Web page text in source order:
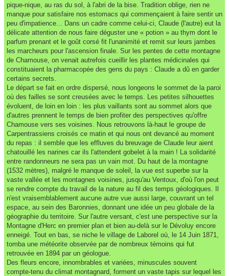
pique-nique, au ras du sol, à l'abri de la bise. Tradition oblige, rien ne
manque pour satisfaire nos estomacs qui commençaient à faire sentir un
peu d'impatience... Dans un cadre comme celui-ci, Claude (l'autre) eut la
délicate attention de nous faire déguster une « potion » au thym dont le
parfum prenant et le goût corsé fit l'unanimité et remit sur leurs jambes
les marcheurs pour l'ascension finale. Sur les pentes de cette montagne
de Chamouse, on venait autrefois cueillir les plantes médicinales qui
constituaient la pharmacopée des gens du pays : Claude a dû en garder
certains secrets.
Le départ se fait en ordre dispersé, nous longeons le sommet de la paroi
où des failles se sont creusées avec le temps. Les petites silhouettes
évoluent, de loin en loin : les plus vaillants sont au sommet alors que
d'autres prennent le temps de bien profiter des perspectives qu'offre
Chamouse vers ses voisines. Nous retrouvons là-haut le groupe de
Carpentrassiens croisés ce matin et qui nous ont devancé au moment
du repas : il semble que les effluves du breuvage de Claude leur aient
chatouillé les narines car ils l'attendent gobelet à la main ! La solidarité
entre randonneurs ne sera pas un vain mot. Du haut de la montagne
(1532 mètres), malgré le manque de soleil, la vue est superbe sur la
vaste vallée et les montagnes voisines, jusqu'au Ventoux, d'où l'on peut
se rendre compte du travail de la nature au fil des temps géologiques. Il
n'est vraisemblablement aucune autre vue aussi large, couvrant un tel
espace, au sein des Baronnies, donnant une idée un peu globale de la
géographie du territoire. Sur l'autre versant, c'est une perspective sur la
Montagne d'Herc en premier plan et bien au-delà sur le Dévoluy encore
enneigé. Tout en bas, se niche le village de Laborel où, le 14 Juin 1871,
tomba une météorite observée par de nombreux témoins qui fut
retrouvée en 1894 par un géologue.
Des fleurs encore, innombrables et variées, minuscules souvent
compte-tenu du climat montagnard, forment un vaste tapis sur lequel les